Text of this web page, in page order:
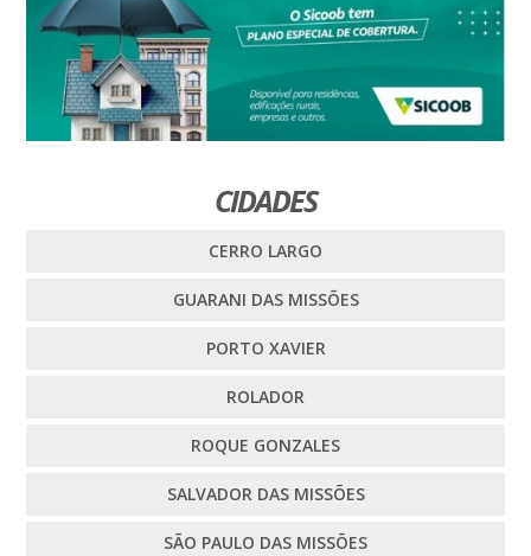
CIDADES
CERRO LARGO
GUARANI DAS MISSÕES
PORTO XAVIER
ROLADOR
ROQUE GONZALES
SALVADOR DAS MISSÕES
SÃO PAULO DAS MISSÕES